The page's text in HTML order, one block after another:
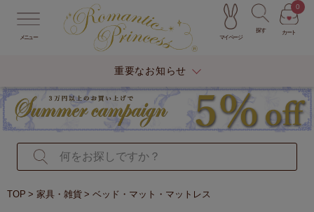
メニュー マイページ
探す カート
0
重要なお知らせ
TOP 家具・雑貨 ベッド・マット・マットレス